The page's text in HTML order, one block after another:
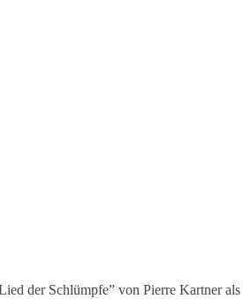
der Schlümpfe” von Pierre Kartner